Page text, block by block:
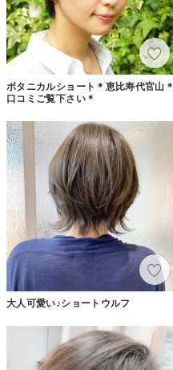
ボタニカルショート＊恵比寿代官山＊
口コミご覧下さい＊
大人可愛い♪ショートウルフ